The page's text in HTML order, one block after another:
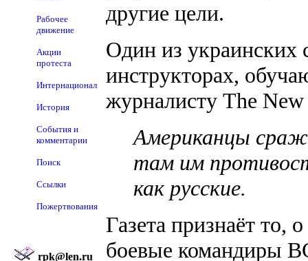
Рабочее
движение
Акции
протеста
Интернационал
История
События и
комментарии
Поиск
Ссылки
Пожертвования
rpk@len.ru
другие цели.
Один из украинских
инструкторах,
журналисту The
Американцы
там им
как русские.
Газета признаёт
боевые командиры